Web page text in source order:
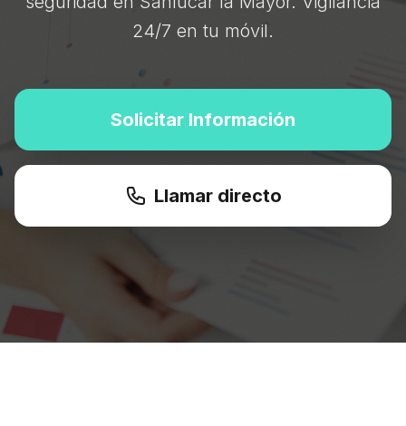
24/7 en tu móvil.
Solicitar Información
Llamar directo